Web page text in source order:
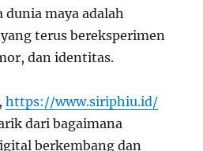
maya adalah
terus bereksperimen
dan identitas.
https://www.siriphiu.id/
dari bagaimana
berkembang dan